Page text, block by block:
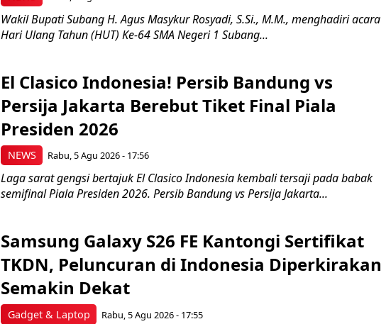
Wakil Bupati Subang H. Agus Masykur Rosyadi, S.Si., M.M., menghadiri acara
Hari Ulang Tahun (HUT) Ke-64 SMA Negeri 1 Subang...
NEWS
El Clasico Indonesia! Persib Bandung vs
Persija Jakarta Berebut Tiket Final Piala
Presiden 2026
Rabu, 5 Agu 2026 - 17:56
Laga sarat gengsi bertajuk El Clasico Indonesia kembali tersaji pada babak
semifinal Piala Presiden 2026. Persib Bandung vs Persija Jakarta...
Gadget & Laptop
Samsung Galaxy S26 FE Kantongi Sertifikat
TKDN, Peluncuran di Indonesia Diperkirakan
Semakin Dekat
Rabu, 5 Agu 2026 - 17:55